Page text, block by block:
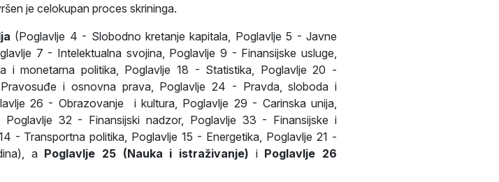
je celokupan proces skrininga.
(Poglavlje 4 - Slobodno kretanje kapitala, Poglavlje 5 - Javne
7 - Intelektualna svojina, Poglavlje 9 - Finansijske usluge,
monetarna politika, Poglavlje 18 - Statistika, Poglavlje 20 -
i osnovna prava, Poglavlje 24 - Pravda, sloboda i
26 - Obrazovanje i kultura, Poglavlje 29 - Carinska unija,
32 - Finansijski nadzor, Poglavlje 33 - Finansijske i
- Transportna politika, Poglavlje 15 - Energetika, Poglavlje 21 -
a Poglavlje 25 (Nauka i istraživanje) i Poglavlje 26